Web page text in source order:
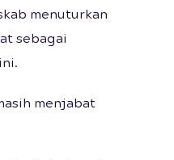
menuturkan
sebagai
menjabat